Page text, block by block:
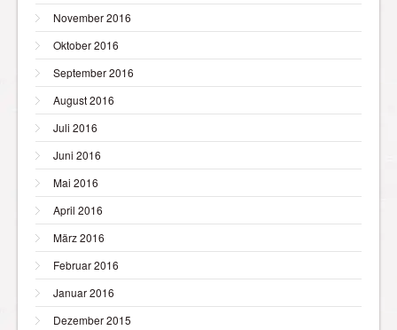
November 2016
Oktober 2016
September 2016
August 2016
Juli 2016
Juni 2016
Mai 2016
April 2016
März 2016
Februar 2016
Januar 2016
Dezember 2015